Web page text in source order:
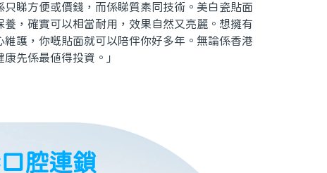
睇方便或價錢，而係睇質素同技術。美白瓷貼面
，確實可以相當耐用，效果自然又亮麗。想擁有
護，你嘅貼面就可以陪伴你好多年。無論係香港
先係最值得投資。」
腔連鎖